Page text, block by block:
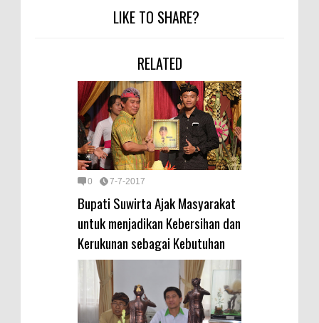
LIKE TO SHARE?
RELATED
0 7-7-2017
Bupati Suwirta Ajak Masyarakat
untuk menjadikan Kebersihan dan
Kerukunan sebagai Kebutuhan